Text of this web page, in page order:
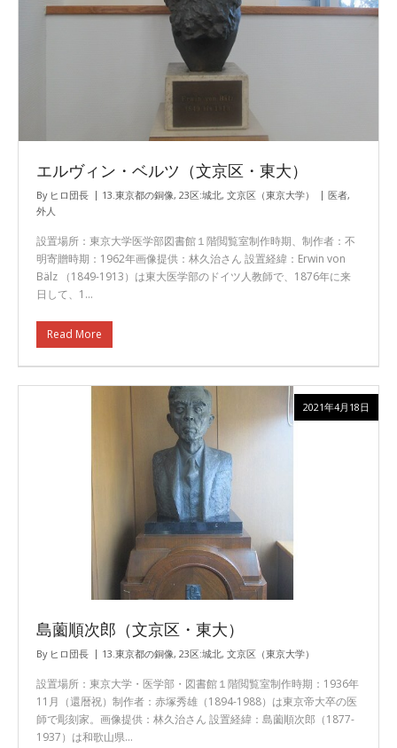
エルヴィン・ベルツ（文京区・東大）
By ヒロ団長 13.東京都の銅像, 23区:城北, 文京区（東京大学） 医者,
外人
設置場所：東京大学医学部図書館１階閲覧室制作時期、制作者：不
明寄贈時期：1962年画像提供：林久治さん 設置経緯：Erwin von
Bälz （1849-1913）は東大医学部のドイツ人教師で、1876年に来
日して、1…
Read More
島薗順次郎（文京区・東大）
By ヒロ団長 13.東京都の銅像, 23区:城北, 文京区（東京大学）
設置場所：東京大学・医学部・図書館１階閲覧室制作時期：1936年
11月（還暦祝）制作者：赤塚秀雄（1894-1988）は東京帝大卒の医
師で彫刻家。画像提供：林久治さん 設置経緯：島薗順次郎（1877-
1937）は和歌山県…
2021年4月18日